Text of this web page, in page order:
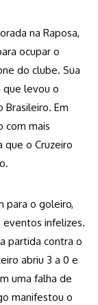
na Raposa,
ocupar o
do clube. Sua
que levou o
Brasileiro. Em
com mais
que o Cruzeiro
para o goleiro,
eventos infelizes.
partida contra o
abriu 3 a 0 e
uma falha de
manifestou o